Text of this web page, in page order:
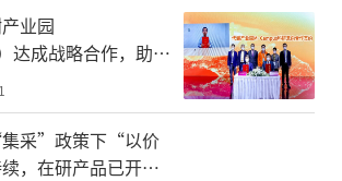
业园
达成战略合作，助力
采”政策下“以价
，在研产品已开启